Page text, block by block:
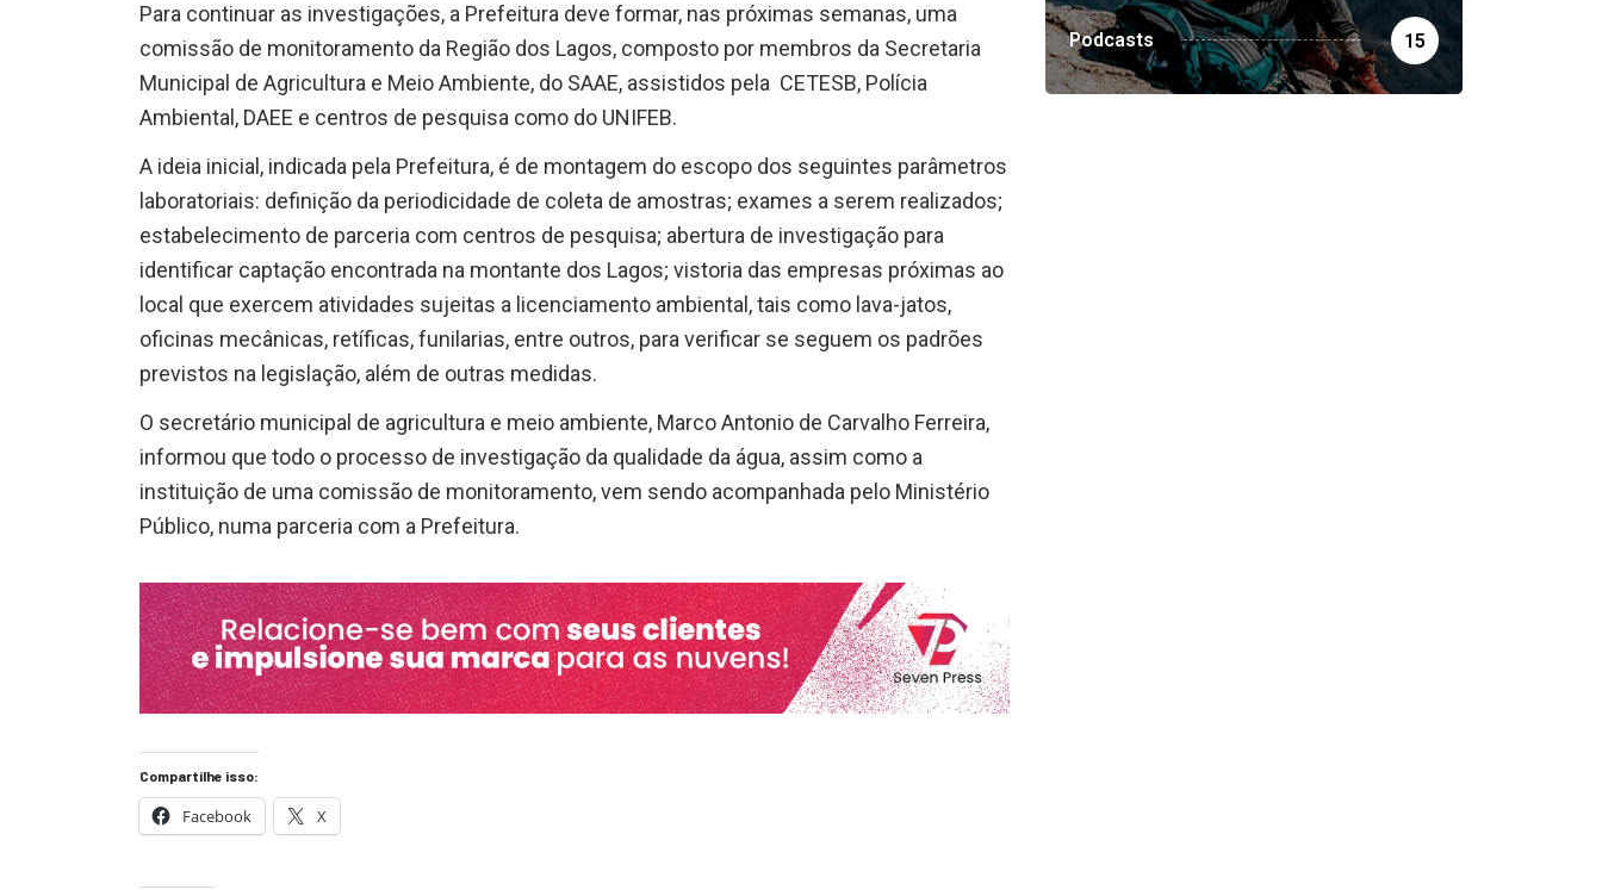
Para continuar as investigações, a Prefeitura deve formar, nas próximas semanas, uma
comissão de monitoramento da Região dos Lagos, composto por membros da Secretaria
Municipal de Agricultura e Meio Ambiente, do SAAE, assistidos pela CETESB, Polícia
Ambiental, DAEE e centros de pesquisa como do UNIFEB.
A ideia inicial, indicada pela Prefeitura, é de montagem do escopo dos seguintes parâmetros
laboratoriais: definição da periodicidade de coleta de amostras; exames a serem realizados;
estabelecimento de parceria com centros de pesquisa; abertura de investigação para
identificar captação encontrada na montante dos Lagos; vistoria das empresas próximas ao
local que exercem atividades sujeitas a licenciamento ambiental, tais como lava-jatos,
oficinas mecânicas, retíficas, funilarias, entre outros, para verificar se seguem os padrões
previstos na legislação, além de outras medidas.
O secretário municipal de agricultura e meio ambiente, Marco Antonio de Carvalho Ferreira,
informou que todo o processo de investigação da qualidade da água, assim como a
instituição de uma comissão de monitoramento, vem sendo acompanhada pelo Ministério
Público, numa parceria com a Prefeitura.
Compartilhe isso:
Facebook X
Podcasts 15